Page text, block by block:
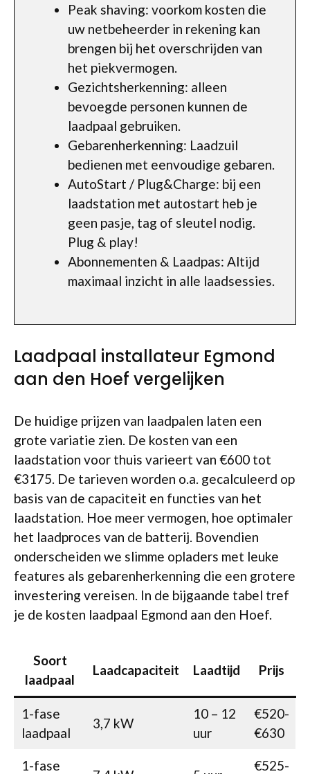
Peak shaving: voorkom kosten die
uw netbeheerder in rekening kan
brengen bij het overschrijden van
het piekvermogen.
Gezichtsherkenning: alleen
bevoegde personen kunnen de
laadpaal gebruiken.
Gebarenherkenning: Laadzuil
bedienen met eenvoudige gebaren.
AutoStart / Plug&Charge: bij een
laadstation met autostart heb je
geen pasje, tag of sleutel nodig.
Plug & play!
Abonnementen & Laadpas: Altijd
maximaal inzicht in alle laadsessies.
Laadpaal installateur Egmond
aan den Hoef vergelijken
De huidige prijzen van laadpalen laten een
grote variatie zien. De kosten van een
laadstation voor thuis varieert van €600 tot
€3175. De tarieven worden o.a. gecalculeerd op
basis van de capaciteit en functies van het
laadstation. Hoe meer vermogen, hoe optimaler
het laadproces van de batterij. Bovendien
onderscheiden we slimme opladers met leuke
features als gebarenherkenning die een grotere
investering vereisen. In de bijgaande tabel tref
je de kosten laadpaal Egmond aan den Hoef.
Soort
laadpaal
Laadcapaciteit Laadtijd Prijs
1-fase
laadpaal
3,7 kW
10 – 12
uur
€520-
€630
1-fase €525-